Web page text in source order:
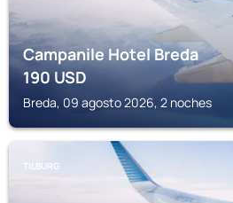
Campanile Hotel Breda
190USD
Breda, 09 agosto 2026, 2 noches
TILBURG